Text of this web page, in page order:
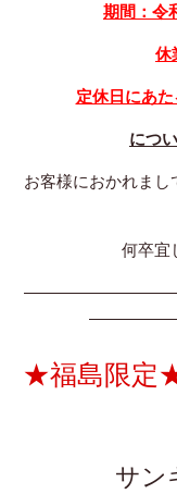
期間：令
休
定休日にあ
につ
お客様におかれまし
何卒宜
★福島限定
サン